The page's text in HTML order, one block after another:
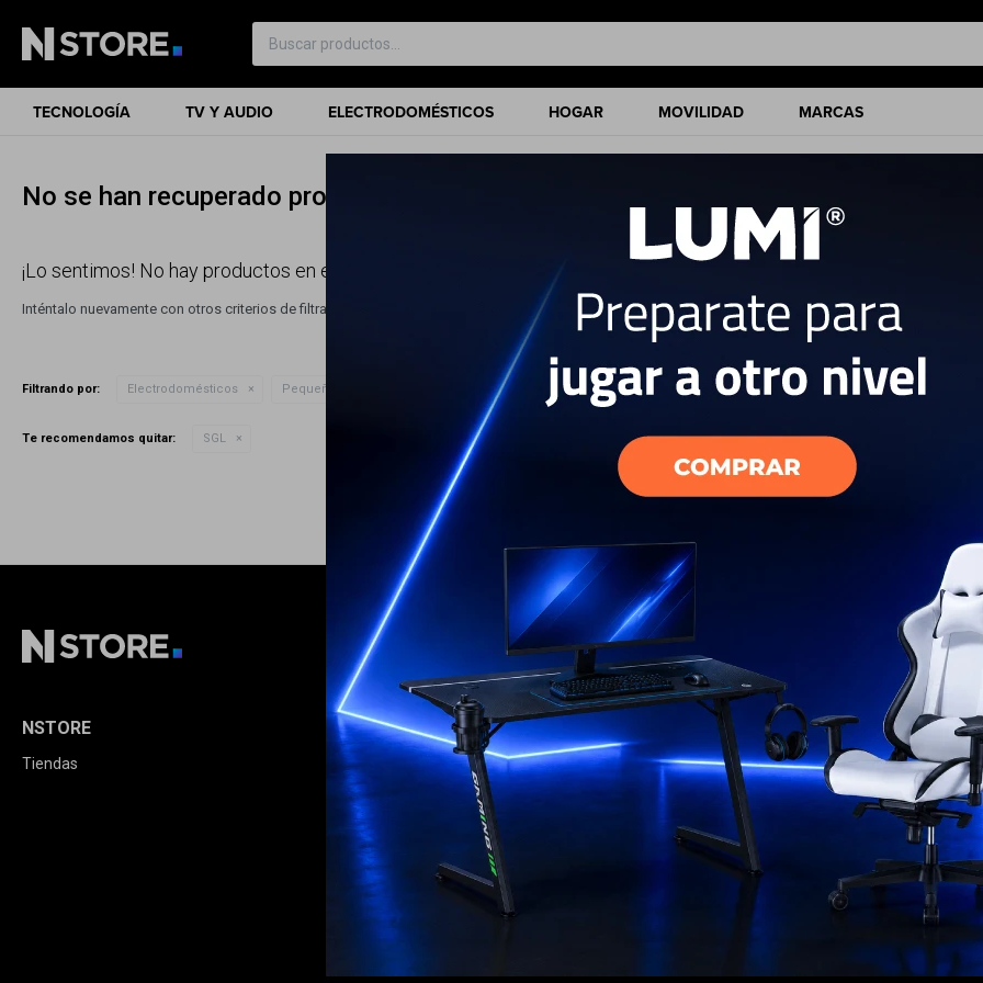
TECNOLOGÍA TV Y AUDIO ELECTRODOMÉSTICOS HOGAR MOVILIDAD MARCAS
No se han recuperado productos
¡Lo sentimos! No hay productos en esta sección.
Inténtalo nuevamente con otros criterios de filtrado o busca en otras secciones de nuestro catálogo.
Filtrando por: Electrodomésticos Pequeños cocina Quitar filtros
Te recomendamos quitar: SGL
NSTORE
Tiendas
COMPRA
Cómo comprar
Condiciones de compra
Envíos y devoluciones
Términos legales
Opciones de pago
Política de calidad
MI CUENTA
Mi cuenta
Mis compras
Mis direcciones
Mis favoritos